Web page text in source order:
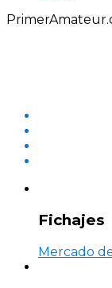
Fichajes
Mercado